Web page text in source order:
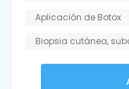
Aplicación de Botox
Biopsia cutánea,